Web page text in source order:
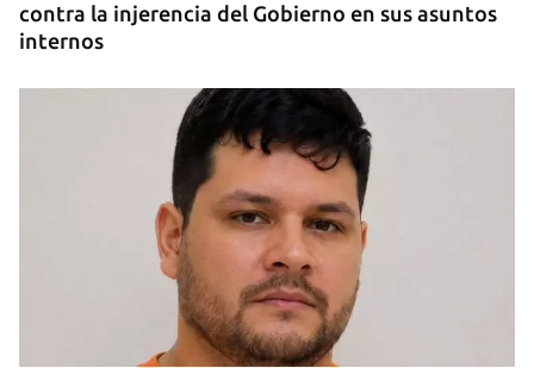
contra la injerencia del Gobierno en sus asuntos
internos